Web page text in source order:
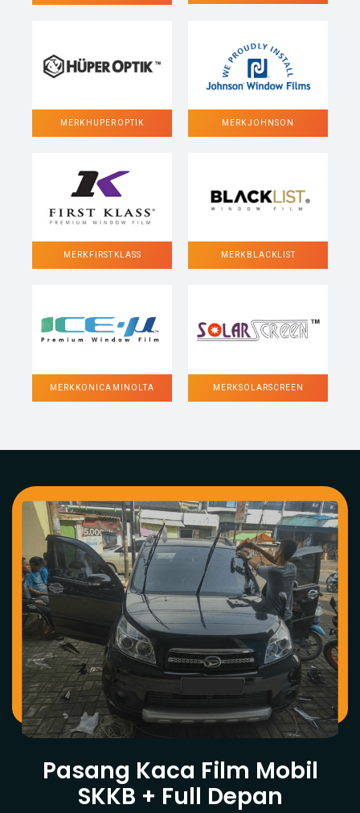
MERK HUPER OPTIK MERK JOHNSON
MERK FIRST KLASS MERK BLACKLIST
MERK KONICA MINOLTA MERK SOLARSCREEN
Pasang Kaca Film Mobil
SKKB + Full Depan